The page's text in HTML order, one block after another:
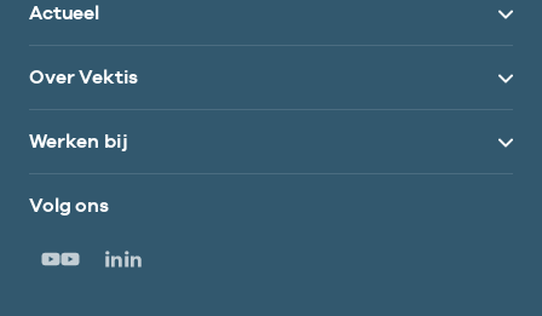
Actueel
Over Vektis
Werken bij
Volg ons